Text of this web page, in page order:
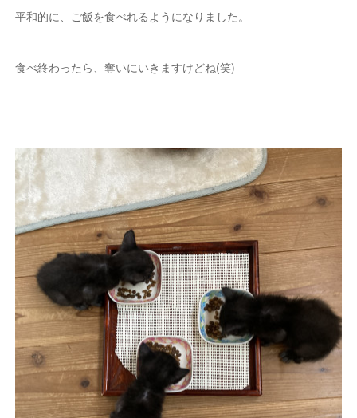
平和的に、ご飯を食べれるようになりました。
食べ終わったら、奪いにいきますけどね(笑)